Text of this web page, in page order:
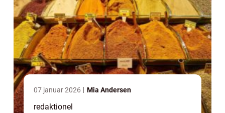
07 januar 2026 Mia Andersen
redaktionel